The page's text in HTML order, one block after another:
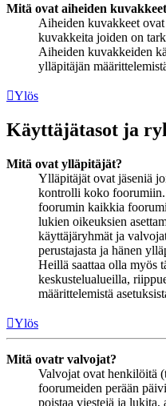
Mitä ovat aiheiden
Aiheiden kuvakkeet
kuvakkeita joiden on
Aiheiden kuvakkeiden
ylläpitäjän
Ylös
Käyttäjätasot ja
Mitä ovat ylläpitäjät?
Ylläpitäjät ovat jäseniä
kontrolli koko foorumiin.
foorumin kaikkia
lukien oikeuksien
käyttäjäryhmät ja
perustajasta ja hänen
Heillä saattaa olla myös
keskustelualueilla,
määrittelemistä
Ylös
Mitä ovatr valvojat?
Valvojat ovat henkilöitä
foorumeiden perään
poistaa viestejä ja lukita,